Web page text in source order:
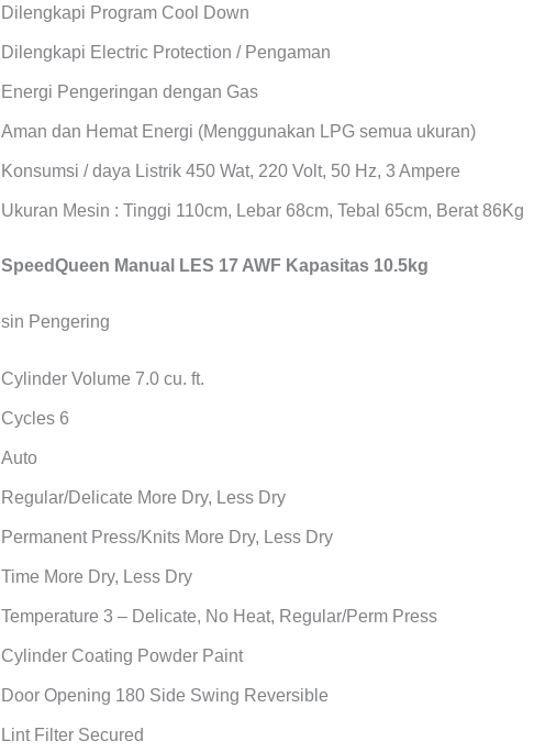
Dilengkapi Program Cool Down
Dilengkapi Electric Protection / Pengaman
Energi Pengeringan dengan Gas
Aman dan Hemat Energi (Menggunakan LPG semua ukuran)
Konsumsi / daya Listrik 450 Wat, 220 Volt, 50 Hz, 3 Ampere
Ukuran Mesin : Tinggi 110cm, Lebar 68cm, Tebal 65cm, Berat 86Kg
SpeedQueen Manual LES 17 AWF Kapasitas 10.5kg
Cylinder Volume 7.0 cu. ft.
Cycles 6
Auto
Regular/Delicate More Dry, Less Dry
Permanent Press/Knits More Dry, Less Dry
Time More Dry, Less Dry
Temperature 3 – Delicate, No Heat, Regular/Perm Press
Cylinder Coating Powder Paint
Door Opening 180 Side Swing Reversible
Lint Filter Secured